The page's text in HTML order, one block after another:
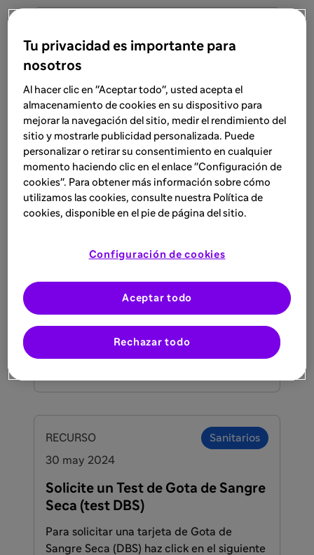
9 ene 2026
Último número de Descifrando Pompe,
centrado en un caso clínico de Pompe de
inicio adulto donde un ingreso en UCI por
fallo respiratorio grave marca el punto de
inflexión en el abordaje.
Lee más
19 dic 2025
Descifrando Pompe #3
centrado en casos clínicos donde las
decisiones tempranas pueden cambiar el
curso de la enfermedad desde los primeros
RECURSO
Sanitarios
30 may 2024
Solicite un Test de Gota de Sangre
Seca (test DBS)
Para solicitar una tarjeta de Gota de
Sangre Seca (DBS) haz click en el siguiente
Tu privacidad es importante para
nosotros
Al hacer clic en "Aceptar todo", usted acepta el
almacenamiento de cookies en su dispositivo para
mejorar la navegación del sitio, medir el rendimiento del
sitio y mostrarle publicidad personalizada. Puede
personalizar o retirar su consentimiento en cualquier
momento haciendo clic en el enlace "Configuración de
cookies". Para obtener más información sobre cómo
utilizamos las cookies, consulte nuestra Política de
cookies, disponible en el pie de página del sitio.
Configuración de cookies
Rechazar todo
Aceptar todo